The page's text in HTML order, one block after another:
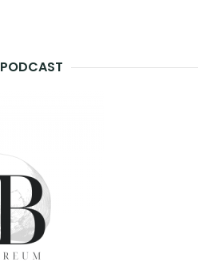
PODCAST